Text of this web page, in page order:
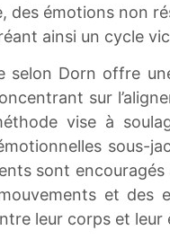
des émotions non
ainsi un cycle
selon Dorn offre
sur
vise à
sous-
sont
et des
leur corps et leur